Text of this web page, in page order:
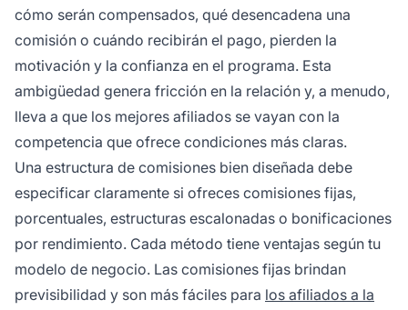
cómo serán compensados, qué desencadena una
comisión o cuándo recibirán el pago, pierden la
motivación y la confianza en el programa. Esta
ambigüedad genera fricción en la relación y, a menudo,
lleva a que los mejores afiliados se vayan con la
competencia que ofrece condiciones más claras.
Una estructura de comisiones bien diseñada debe
especificar claramente si ofreces comisiones fijas,
porcentuales, estructuras escalonadas o bonificaciones
por rendimiento. Cada método tiene ventajas según tu
modelo de negocio. Las comisiones fijas brindan
previsibilidad y son más fáciles para los afiliados a la